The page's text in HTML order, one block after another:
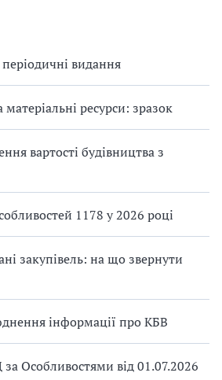
видання
матеріальні ресурси: зразок
вартості будівництва з
1178 у 2026 році
закупівель: на що звернути
інформації про КБВ
Особливостями від 01.07.2026